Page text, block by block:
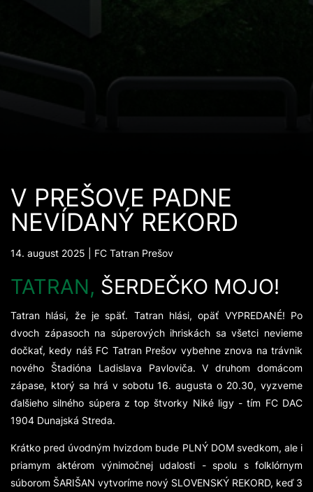
V PREŠOVE PADNE
NEVÍDANÝ REKORD
14. august 2025 | FC Tatran Prešov
TATRAN, ŠERDEČKO MOJO!
Tatran hlási, že je späť. Tatran hlási, opäť VYPREDANÉ! Po
dvoch zápasoch na súperových ihriskách sa všetci nevieme
dočkať, kedy náš FC Tatran Prešov vybehne znova na trávnik
nového Štadióna Ladislava Pavloviča. V druhom domácom
zápase, ktorý sa hrá v sobotu 16. augusta o 20.30, vyzveme
ďalšieho silného súpera z top štvorky Niké ligy - tím FC DAC
1904 Dunajská Streda.
Krátko pred úvodným hvizdom bude PLNÝ DOM svedkom, ale i
priamym aktérom výnimočnej udalosti - spolu s folklórnym
súborom ŠARIŠAN vytvoríme nový SLOVENSKÝ REKORD, keď 3